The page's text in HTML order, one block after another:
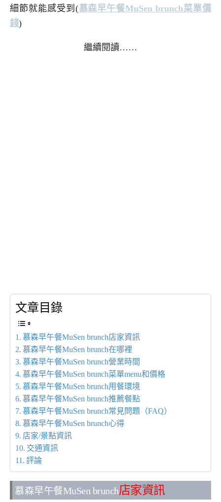
細節就能感受到 (慕森早午餐MuSen brunch菜單價
錢)
繼續閱讀……
文章目錄
慕森早午餐MuSen brunch店家資訊
慕森早午餐MuSen brunch在哪裡
慕森早午餐MuSen brunch營業時間
慕森早午餐MuSen brunch菜單menu和價格
慕森早午餐MuSen brunch用餐環境
慕森早午餐MuSen brunch推薦餐點
慕森早午餐MuSen brunch常見問題（FAQ）
慕森早午餐MuSen brunch心得
店家/景點資訊
交通資訊
評論
慕森早午餐MuSen brunch店家資訊